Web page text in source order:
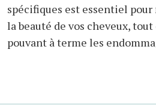
spécifiques est essentiel
la beauté de vos cheveux,
pouvant à terme les